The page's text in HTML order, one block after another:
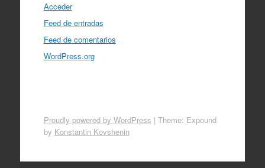
Acceder
Feed de entradas
Feed de comentarios
WordPress.org
Proudly powered by WordPress | Theme: Expound
by Konstantin Kovshenin